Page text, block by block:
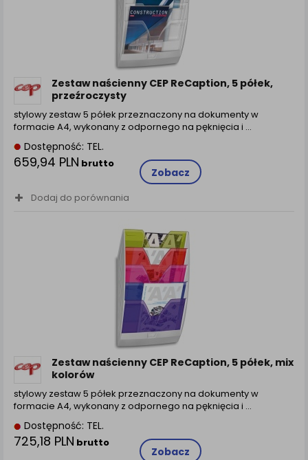
Zestaw naścienny CEP ReCaption, 5 półek,
przeźroczysty
stylowy zestaw 5 półek przeznaczony na dokumenty w
formacie A4, wykonany z odpornego na pęknięcia i ...
Dostępność: TEL.
659,94 PLN brutto
Zobacz
Dodaj do porównania
Zestaw naścienny CEP ReCaption, 5 półek, mix
kolorów
stylowy zestaw 5 półek przeznaczony na dokumenty w
formacie A4, wykonany z odpornego na pęknięcia i ...
Dostępność: TEL.
725,18 PLN brutto
Zobacz
zamówienia na Państwa email lub wyświetlenie
Państwu prawidłowych informacji o promocjach czy
cenach indywidualnych, ważna jest Państwa
wcześniejsza zgoda której udzieliliście podczas
Każda Państwa zgoda jest dobrowolna i można ją w
dowolnym momencie wycofać.
Polityka prywatności (rozwiń)
Klauzula Informacyjna (rozwiń)
Lista Zaufanych Partnerów (rozwiń)